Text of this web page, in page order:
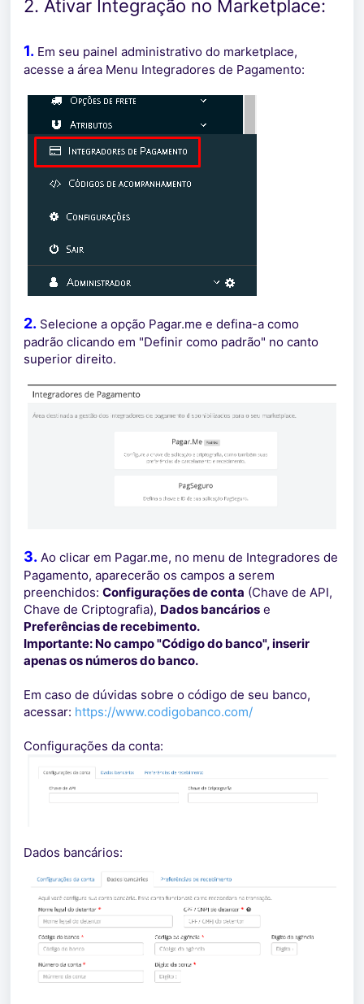
2. Ativar Integração no Marketplace:
1. Em seu painel administrativo do marketplace,
acesse a área Menu Integradores de Pagamento:
2. Selecione a opção Pagar.me e defina-a como
padrão clicando em "Definir como padrão" no canto
superior direito.
3. Ao clicar em Pagar.me, no menu de Integradores de
Pagamento, aparecerão os campos a serem
preenchidos: Configurações de conta (Chave de API,
Chave de Criptografia), Dados bancários e
Preferências de recebimento.
Importante: No campo "Código do banco", inserir
apenas os números do banco.
Em caso de dúvidas sobre o código de seu banco,
acessar: https://www.codigobanco.com/
Configurações da conta:
Dados bancários: